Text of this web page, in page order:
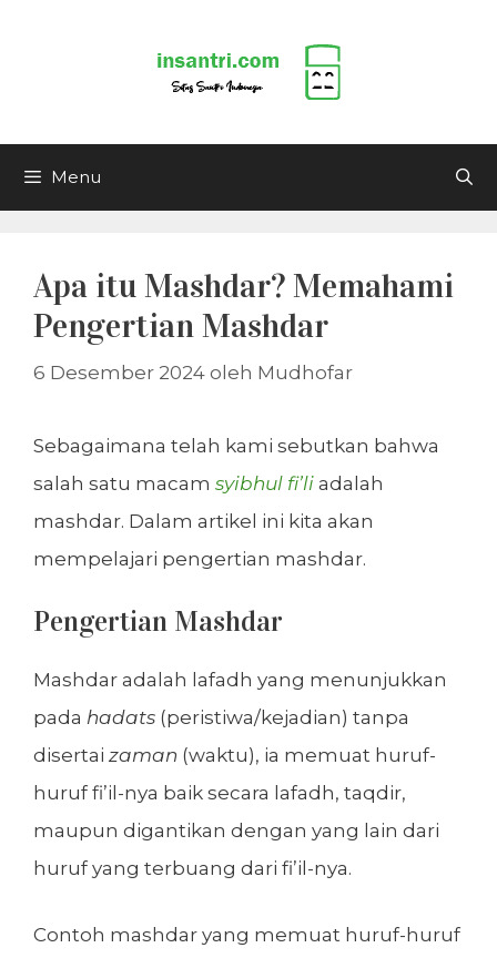
Menu
Apa itu Mashdar? Memahami
Pengertian Mashdar
6 Desember 2024 oleh Mudhofar
Sebagaimana telah kami sebutkan bahwa
salah satu macam syibhul fi’li adalah
mashdar. Dalam artikel ini kita akan
mempelajari pengertian mashdar.
Pengertian Mashdar
Mashdar adalah lafadh yang menunjukkan
pada hadats (peristiwa/kejadian) tanpa
disertai zaman (waktu), ia memuat huruf-
huruf fi’il-nya baik secara lafadh, taqdir,
maupun digantikan dengan yang lain dari
huruf yang terbuang dari fi’il-nya.
Contoh mashdar yang memuat huruf-huruf